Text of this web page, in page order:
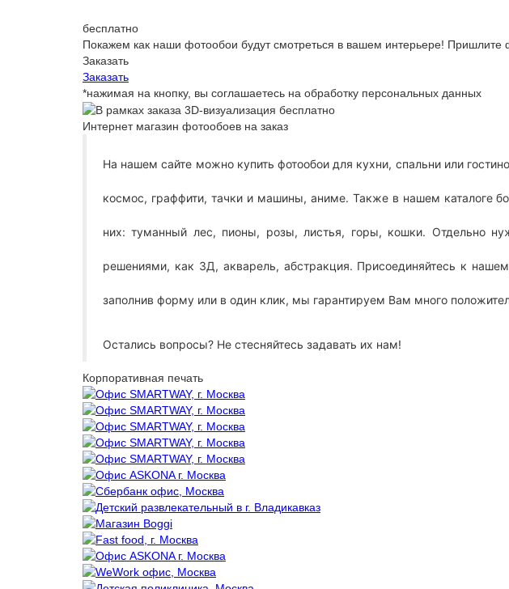
бесплатно
Покажем как наши фотообои будут смотреться в вашем интерьере! Пришлите
Заказать
Заказать
*нажимая на кнопку, вы соглашаетесь на обработку персональных данных
Интернет магазин фотообоев на заказ
На нашем сайте можно купить фотообои для кухни, спальни или
космос, граффити, тачки и машины, аниме. Также в нашем каталоге
них: туманный лес, пионы, розы, листья, горы, кошки. Отдельно
решениями, как 3Д, акварель, абстракция. Присоединяйтесь к
заполнив форму или в один клик, мы гарантируем Вам много
Остались вопросы? Не стесняйтесь задавать их нам!
Корпоративная печать